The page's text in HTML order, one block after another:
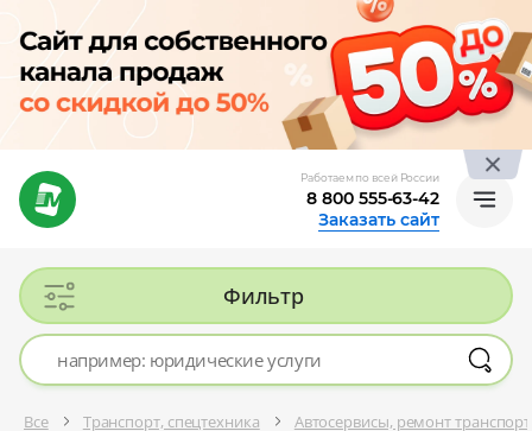
Работаем по всей России
8 800 555-63-42
Заказать сайт
Фильтр
Все Транспорт, спецтехника Автосервисы, ремонт